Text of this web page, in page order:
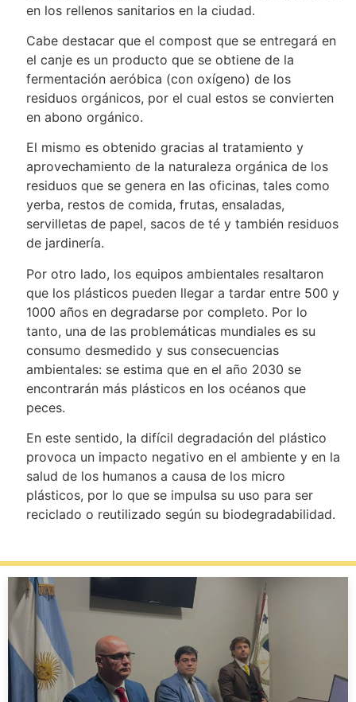
en los rellenos sanitarios en la ciudad.
Cabe destacar que el compost que se entregará en
el canje es un producto que se obtiene de la
fermentación aeróbica (con oxígeno) de los
residuos orgánicos, por el cual estos se convierten
en abono orgánico.
El mismo es obtenido gracias al tratamiento y
aprovechamiento de la naturaleza orgánica de los
residuos que se genera en las oficinas, tales como
yerba, restos de comida, frutas, ensaladas,
servilletas de papel, sacos de té y también residuos
de jardinería.
Por otro lado, los equipos ambientales resaltaron
que los plásticos pueden llegar a tardar entre 500 y
1000 años en degradarse por completo. Por lo
tanto, una de las problemáticas mundiales es su
consumo desmedido y sus consecuencias
ambientales: se estima que en el año 2030 se
encontrarán más plásticos en los océanos que
peces.
En este sentido, la difícil degradación del plástico
provoca un impacto negativo en el ambiente y en la
salud de los humanos a causa de los micro
plásticos, por lo que se impulsa su uso para ser
reciclado o reutilizado según su biodegradabilidad.